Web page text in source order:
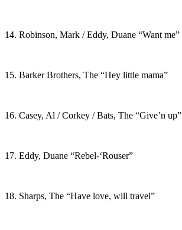
14. Robinson, Mark / Eddy, Duane “Want me”
15. Barker Brothers, The “Hey little mama”
16. Casey, Al / Corkey / Bats, The “Give’n up”
17. Eddy, Duane “Rebel-‘Rouser”
18. Sharps, The “Have love, will travel”